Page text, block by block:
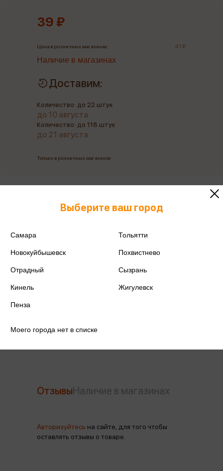
39 ₽
Цена в розничных магазинах: 41 ₽
Наличие в магазинах
Доставим:
Количество: до 22 штук
до 10 августа
Количество: до 118 штук
до 21 августа
Только в розничных магазинах
Отзывы
Авторизуйтесь на сайте, для того чтобы
оставлять отзывы о товаре.
Выберите ваш город
Самара Тольятти
Новокуйбышевск Похвистнево
Отрадный Сызрань
Кинель Жигулевск
Пенза
Моего города нет в списке